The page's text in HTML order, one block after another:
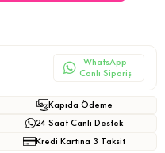
WhatsApp
Canlı Sipariş
Kapıda Ödeme
24 Saat Canlı Destek
Kredi Kartına 3 Taksit